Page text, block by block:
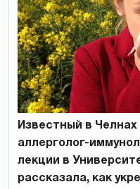
Известный в
аллерголог-
лекции в
рассказала, как